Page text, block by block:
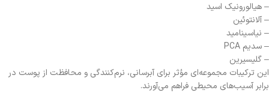
– هیالورونیک اسید
– آلانتوئین
– نیاسینامید
– سدیم PCA
– گلیسیرین
این ترکیبات مجموعه‌ای مؤثر برای آبرسانی، نرم‌کنندگی و محافظت از پوست در
برابر آسیب‌های محیطی فراهم می‌آورند.